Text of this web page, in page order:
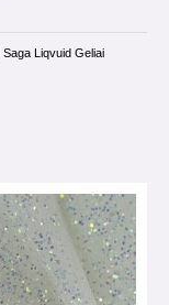
Saga Liqvuid Geliai